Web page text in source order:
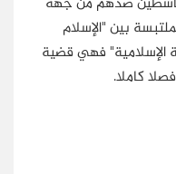
بين "الإسلام
الإسلامية" فهي قضية
كاملا.